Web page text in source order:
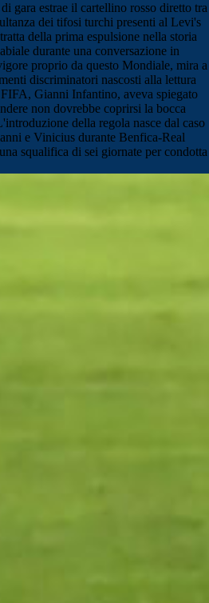
gara estrae il cartellino rosso diretto tra
dei tifosi turchi presenti al Levi's
della prima espulsione nella storia
durante una conversazione in
proprio da questo Mondiale, mira a
discriminatori nascosti alla lettura
Gianni Infantino, aveva spiegato
non dovrebbe coprirsi la bocca
della regola nasce dal caso
e Vinicius durante Benfica-Real
squalifica di sei giornate per condotta